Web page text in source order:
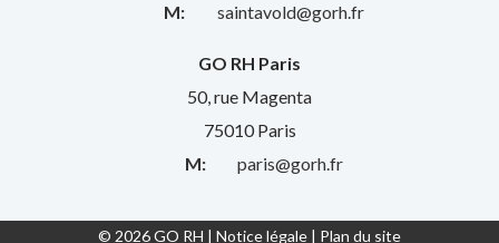
M:
saintavold@gorh.fr
GO RH Paris
50, rue Magenta
75010 Paris
M:
paris@gorh.fr
© 2026 GO RH | Notice légale | Plan du site